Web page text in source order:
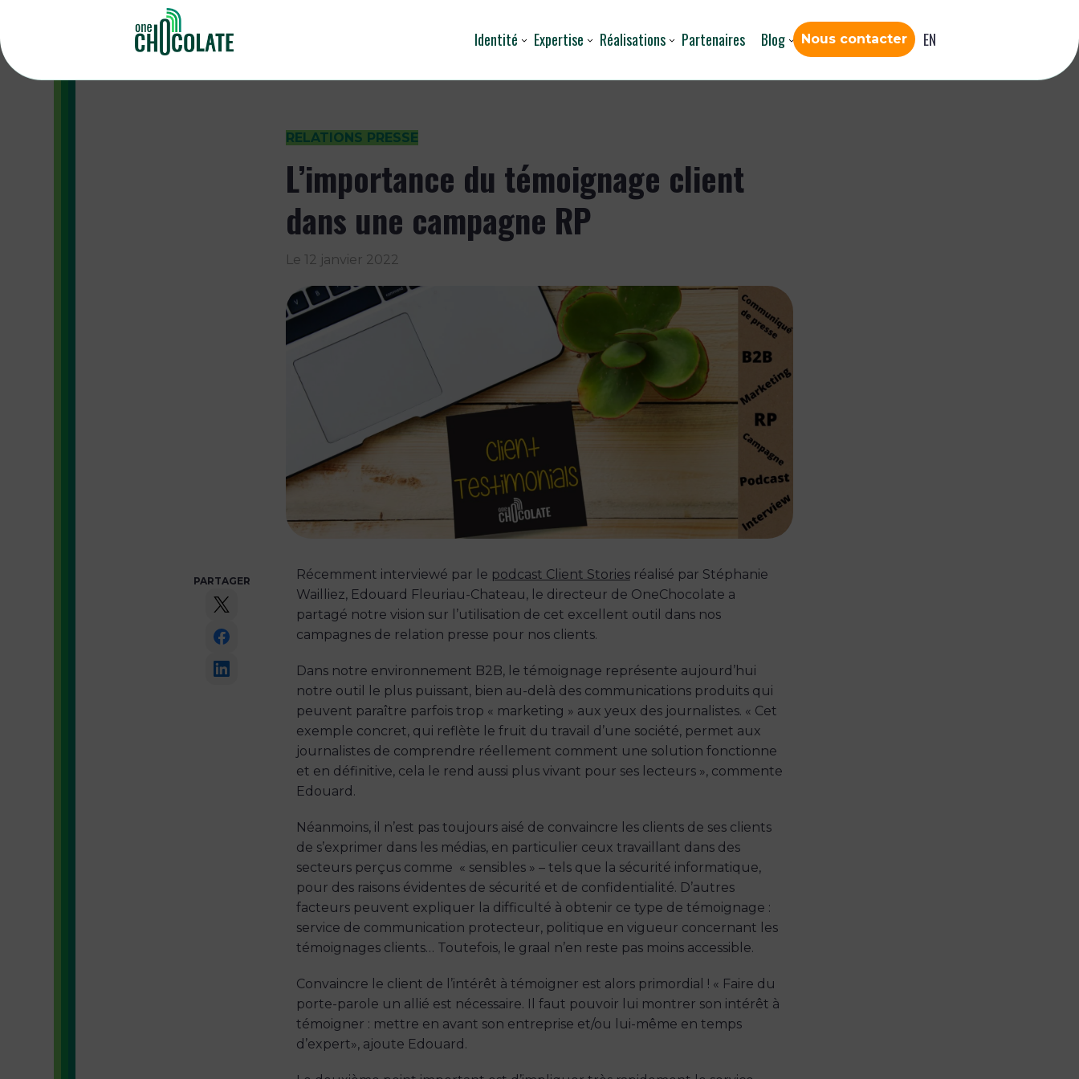
Identité Expertise Réalisations Partenaires Blog Nous contacter EN
RELATIONS PRESSE
L’importance du témoignage client
dans une campagne RP
Le12 janvier 2022
PARTAGER Récemment interviewé par le podcast Client Storiesréalisé par Stéphanie
Wailliez, Edouard Fleuriau-Chateau, le directeur de OneChocolate a
partagé notre vision sur l’utilisation de cet excellent outil dans nos
campagnes de relation presse pour nos clients.
Dans notre environnement B2B, le témoignage représente aujourd’hui
notre outil le plus puissant, bien au-delà des communications produits qui
peuvent paraître parfois trop « marketing » aux yeux des journalistes. « Cet
exemple concret, qui reflète le fruit du travail d’une société, permet aux
journalistes de comprendre réellement comment une solution fonctionne
et en définitive, cela le rend aussi plus vivant pour ses lecteurs », commente
Edouard.
Néanmoins, il n’est pas toujours aisé de convaincre les clients de ses clients
de s’exprimer dans les médias, en particulier ceux travaillant dans des
secteurs perçus comme « sensibles » – tels que la sécurité informatique,
pour des raisons évidentes de sécurité et de confidentialité. D’autres
facteurs peuvent expliquer la difficulté à obtenir ce type de témoignage :
service de communication protecteur, politique en vigueur concernant les
témoignages clients… Toutefois, le graal n’en reste pas moins accessible.
Convaincre le client de l’intérêt à témoigner est alors primordial ! « Faire du
porte-parole un allié est nécessaire. Il faut pouvoir lui montrer son intérêt à
témoigner : mettre en avant son entreprise et/ou lui-même en temps
d’expert», ajoute Edouard.